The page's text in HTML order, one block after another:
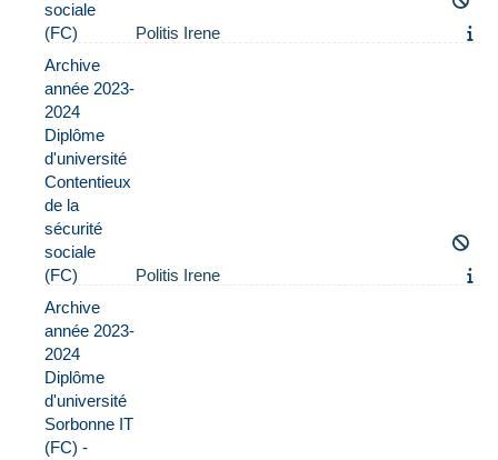
sociale
(FC)
Politis Irene
Archive
année 2023-
2024
Diplôme
d'université
Contentieux
de la
sécurité
sociale
(FC)
Politis Irene
Archive
année 2023-
2024
Diplôme
d'université
Sorbonne IT
(FC) -